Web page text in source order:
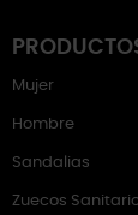
Mujer
Hombre
Sandalias
Zuecos